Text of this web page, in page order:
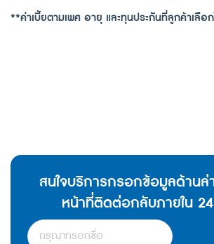
**ค่าเบี้ยตามเพศ อายุ และทุนประกันที่ลูกค้าเลือก
สนใจบริการกรอกข้อมูลด้านล่า
หน้าที่ติดต่อกลับภายใน 24